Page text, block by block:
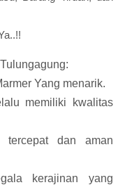
Yang menarik.
memiliki kwalitas
tercepat dan aman
kerajinan yang